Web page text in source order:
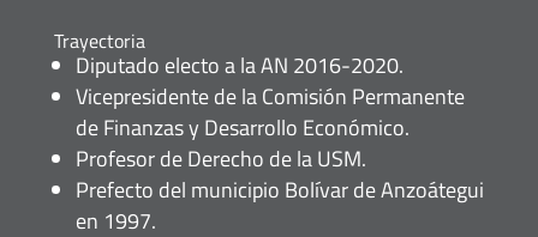
Trayectoria
Diputado electo a la AN 2016-2020.
Vicepresidente de la Comisión Permanente
de Finanzas y Desarrollo Económico.
Profesor de Derecho de la USM.
Prefecto del municipio Bolívar de Anzoátegui
en 1997.